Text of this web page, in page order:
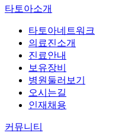
타토아소개
타토아네트워크
의료진소개
진료안내
보유장비
병원둘러보기
오시는길
인재채용
커뮤니티